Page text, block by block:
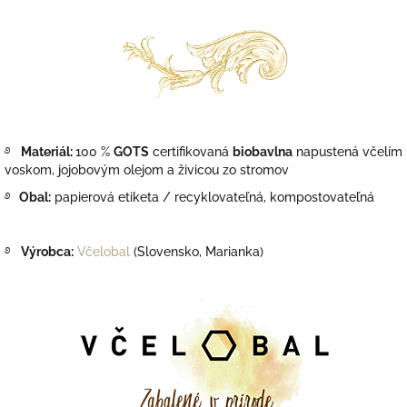
࿔ Materiál:100 % GOTS certifikovaná biobavlna napustená včelím
voskom, jojobovým olejom a živicou zo stromov
࿔
Obal: papierová etiketa / recyklovateľná, kompostovateľná
࿔ Výrobca: Včelobal (Slovensko, Marianka)